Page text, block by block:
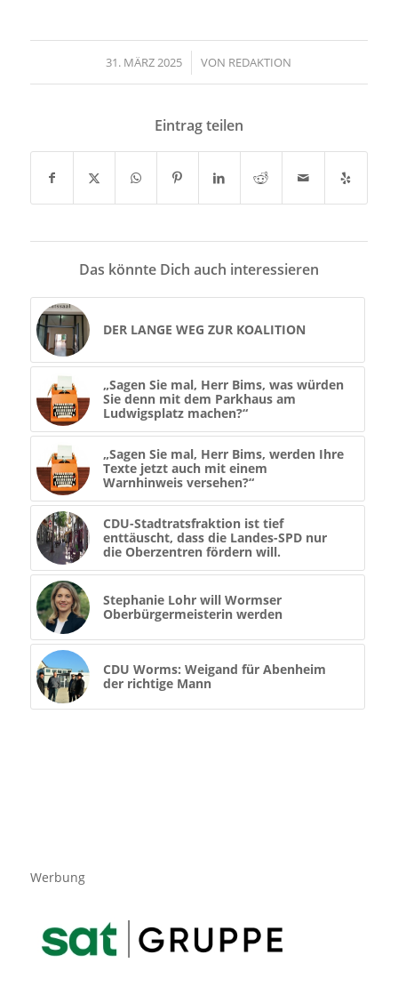
31. MÄRZ 2025
/ VON REDAKTION
Eintrag teilen
Das könnte Dich auch interessieren
DER LANGE WEG ZUR KOALITION
„Sagen Sie mal, Herr Bims, was würden
Sie denn mit dem Parkhaus am
Ludwigsplatz machen?“
„Sagen Sie mal, Herr Bims, werden Ihre
Texte jetzt auch mit einem
Warnhinweis versehen?“
CDU-Stadtratsfraktion ist tief
enttäuscht, dass die Landes-SPD nur
die Oberzentren fördern will.
Stephanie Lohr will Wormser
Oberbürgermeisterin werden
CDU Worms: Weigand für Abenheim
der richtige Mann
Werbung